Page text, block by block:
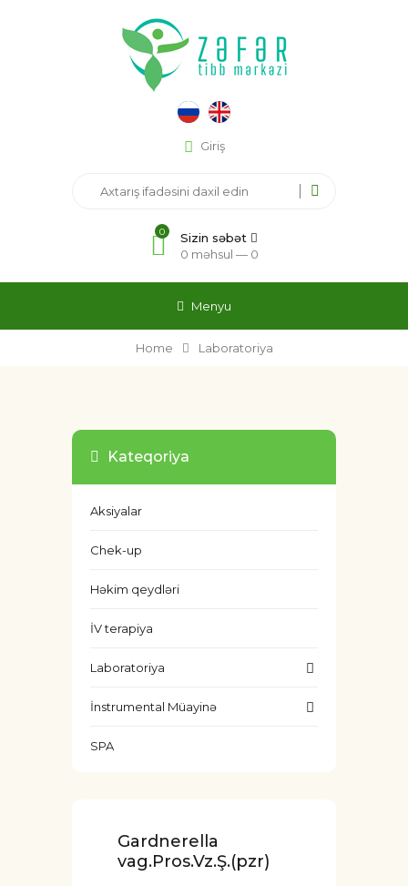
Giriş
0
Sizin səbət
0 məhsul — 0
Menyu
Home Laboratoriya
Kateqoriya
Aksiyalar
Chek-up
Həkim qeydləri
İV terapiya
Laboratoriya
İnstrumental Müayinə
SPA
Gardnerella
vag.Pros.Vz.Ş.(pzr)